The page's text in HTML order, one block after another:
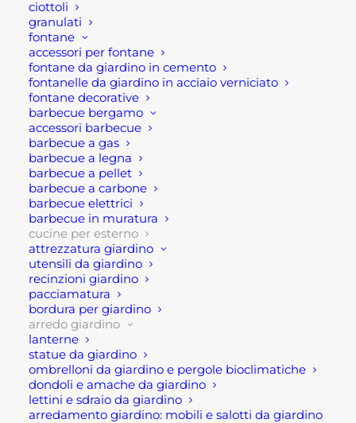
ciottoli
granulati
fontane
accessori per fontane
fontane da giardino in cemento
fontanelle da giardino in acciaio verniciato
fontane decorative
barbecue bergamo
accessori barbecue
barbecue a gas
barbecue a legna
barbecue a pellet
barbecue a carbone
barbecue elettrici
barbecue in muratura
cucine per esterno
attrezzatura giardino
utensili da giardino
recinzioni giardino
pacciamatura
bordura per giardino
arredo giardino
lanterne
statue da giardino
ombrelloni da giardino e pergole bioclimatiche
dondoli e amache da giardino
lettini e sdraio da giardino
arredamento giardino: mobili e salotti da giardino
e dalle 14 alle 17, ti offriremo tutto il supporto
necessario per aiutarti nella procedura di
acquisto!
Oppure scrivi una mail a
shop@rotacommerciale.it
1 disponibili (ordinabile)
MODULO
PER
FRIGO
CUCINA
ESTERNO
GRLLR
CONNECT
quantità
AGGIUNGI AL CARRELLO
SKU
GB0GRCMF
Categorie
ARREDO GIARDINO
CUCINE PER ESTERNO
Brand
GRLLR